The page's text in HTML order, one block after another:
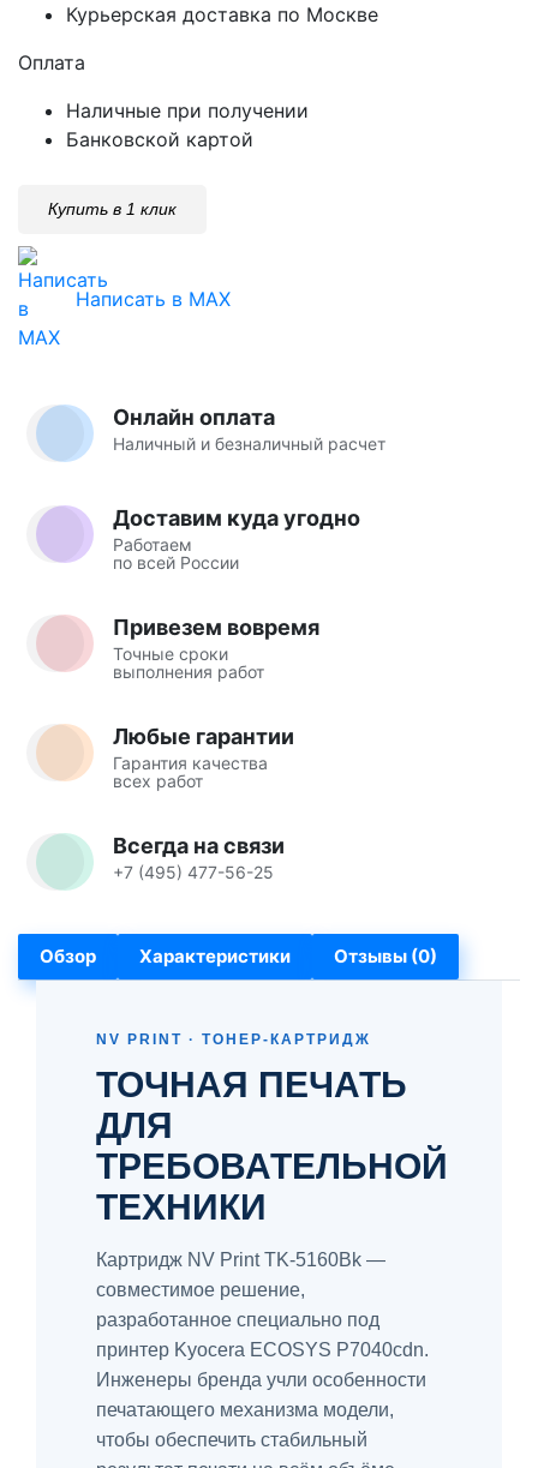
Курьерская доставка по Москве
Оплата
Наличные при получении
Банковской картой
Купить в 1 клик
Написать в MAX
Онлайн оплата
Наличный и безналичный расчет
Доставим куда угодно
Работаем
по всей России
Привезем вовремя
Точные сроки
выполнения работ
Любые гарантии
Гарантия качества
всех работ
Всегда на связи
+7 (495) 477-56-25
Обзор Характеристики Отзывы (0)
NV PRINT · ТОНЕР-КАРТРИДЖ
ТОЧНАЯ ПЕЧАТЬ
ДЛЯ
ТРЕБОВАТЕЛЬНОЙ
ТЕХНИКИ
Картридж NV Print TK-5160Bk —
совместимое решение,
разработанное специально под
принтер Kyocera ECOSYS P7040cdn.
Инженеры бренда учли особенности
печатающего механизма модели,
чтобы обеспечить стабильный